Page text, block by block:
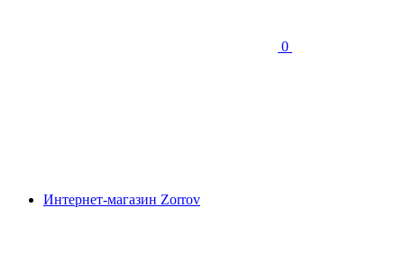
0
Интернет-магазин Zorrov